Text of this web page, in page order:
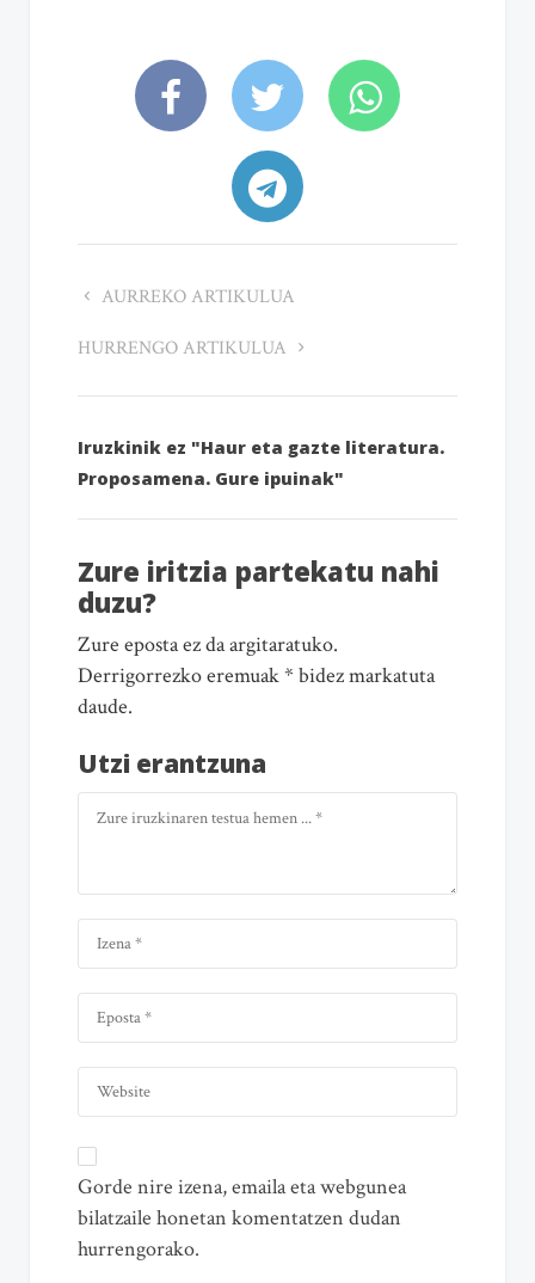
AURREKO ARTIKULUA
HURRENGO ARTIKULUA
Iruzkinik ez "Haur eta gazte literatura.
Proposamena. Gure ipuinak"
Zure iritzia partekatu nahi
duzu?
Zure eposta ez da argitaratuko.
Derrigorrezko eremuak * bidez markatuta
daude.
Utzi erantzuna
Gorde nire izena, emaila eta webgunea
bilatzaile honetan komentatzen dudan
hurrengorako.